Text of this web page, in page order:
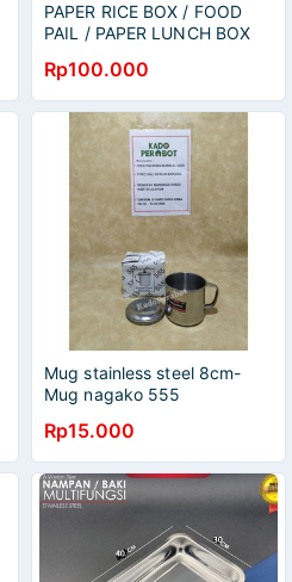
PAPER RICE BOX / FOOD
PAIL / PAPER LUNCH BOX
@100pcs
Rp100.000
Mug stainless steel 8cm-
Mug nagako 555
Rp15.000